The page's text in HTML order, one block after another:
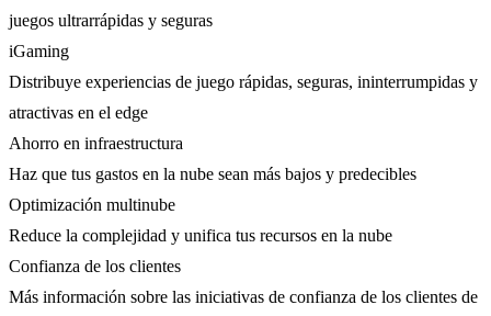
juegos ultrarrápidas y seguras
iGaming
Distribuye experiencias de juego rápidas, seguras, ininterrumpidas y
atractivas en el edge
Ahorro en infraestructura
Haz que tus gastos en la nube sean más bajos y predecibles
Optimización multinube
Reduce la complejidad y unifica tus recursos en la nube
Confianza de los clientes
Más información sobre las iniciativas de confianza de los clientes de